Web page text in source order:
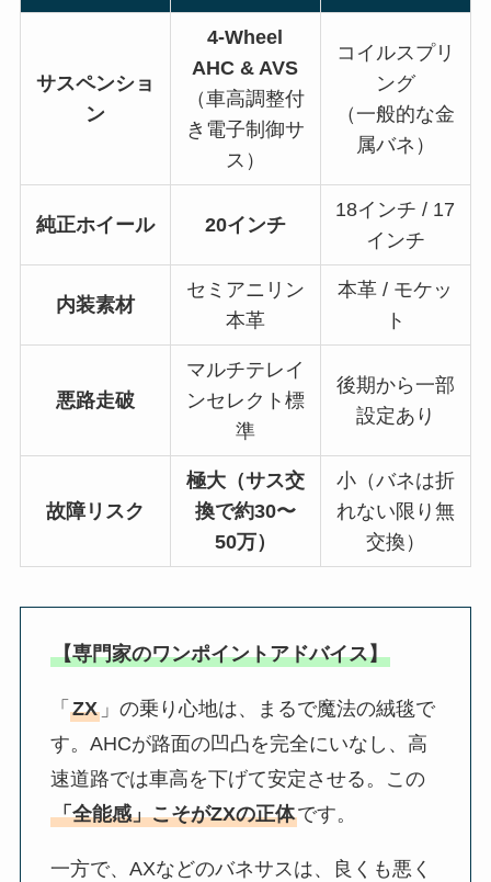
サスペンショ
ン
4-Wheel
AHC & AVS
（車高調整付
き電子制御サ
ス）
コイルスプリ
ング
（一般的な金
属バネ）
純正ホイール 20インチ
18インチ / 17
インチ
内装素材
セミアニリン
本革
本革 / モケッ
ト
悪路走破
マルチテレイ
ンセレクト標
準
後期から一部
設定あり
故障リスク
極大（サス交
換で約30〜
50万）
小（バネは折
れない限り無
交換）
【専門家のワンポイントアドバイス】
「 ZX」の乗り心地は、まるで魔法の絨毯で
す。AHCが路面の凹凸を完全にいなし、高
速道路では車高を下げて安定させる。この
「全能感」こそがZXの正体です。
一方で、AXなどのバネサスは、良くも悪く